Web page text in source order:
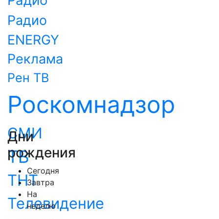
Радио
ENERGY
Реклама
Рен ТВ
Роскомнадзор
СМИ
ТВ
ТНТ
Телевидение
Дни
рождения
Сегодня
Завтра
На
неделю